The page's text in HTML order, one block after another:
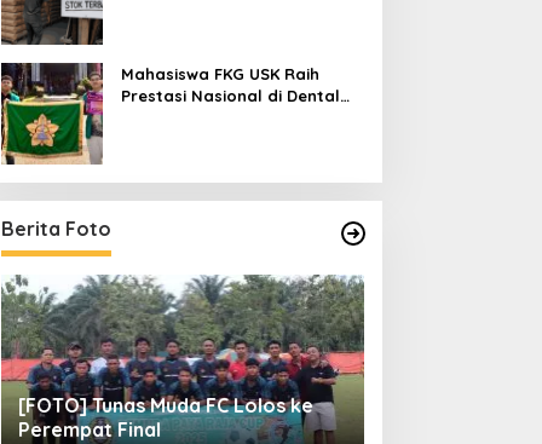
Mahasiswa FKG USK Raih
Prestasi Nasional di Dental
Berita Foto
[FOTO] Tunas Muda FC Lolos ke
Perempat Final